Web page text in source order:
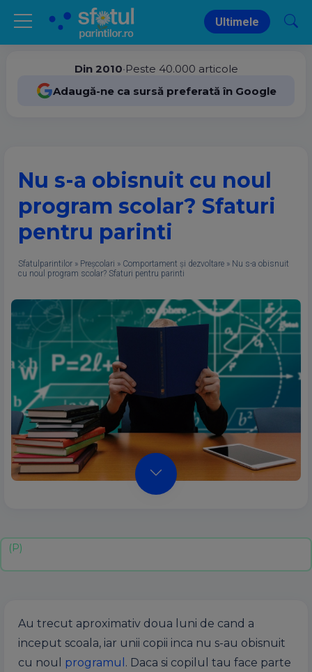
Ultimele
Din 2010•Peste 40.000 articole
Adaugă-ne ca sursă preferată în Google
Nu s-a obisnuit cu noul
program scolar? Sfaturi
pentru parinti
Sfatulparintilor » Preșcolari » Comportament și dezvoltare » Nu s-a obisnuit
cu noul program scolar? Sfaturi pentru parinti
Au trecut aproximativ doua luni de cand a
inceput scoala, iar unii copii inca nu s-au obisnuit
cu noul programul . Daca si copilul tau face parte